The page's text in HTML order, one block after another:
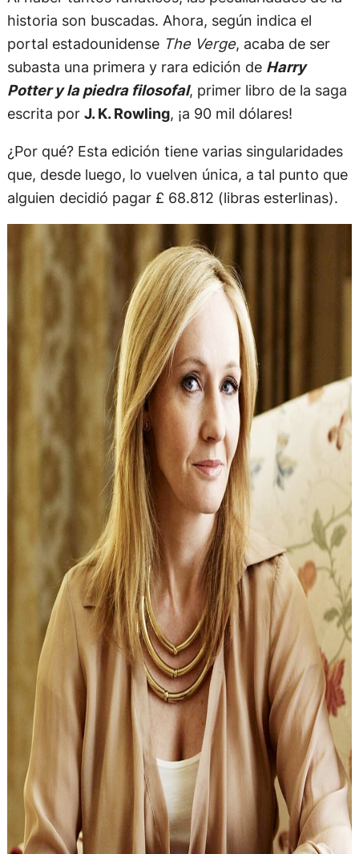
historia son buscadas. Ahora, según indica el
portal estadounidense The Verge, acaba de ser
subasta una primera y rara edición de Harry
Potter y la piedra filosofal, primer libro de la saga
escrita por J. K. Rowling, ¡a 90 mil dólares!
¿Por qué? Esta edición tiene varias singularidades
que, desde luego, lo vuelven única, a tal punto que
alguien decidió pagar £ 68.812 (libras esterlinas).